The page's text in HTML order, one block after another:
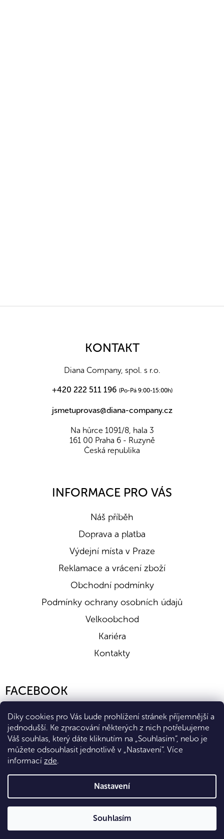
Díky cookies pro Vás bude prohlížení stránek příjemnější a
jednodušší. Ke zpracování některých z nich potřebujeme
Váš souhlas, který dáte kliknutím na „Souhlasím“, nebo je
můžete odsouhlasit jednotlivě v „Nastavení“. Více
informací zde.
Nastavení
Souhlasím
KONTAKT
Diana Company, spol. s r.o.
+420 222 511 196 (Po-Pá 9:00-15:00h)
jsmetuprovas@diana-company.cz
Na hůrce 1091/8, hala 3
161 00 Praha 6 - Ruzyně
Česká republika
INFORMACE PRO VÁS
Náš příběh
Doprava a platba
Výdejní místa v Praze
Reklamace a vrácení zboží
Obchodní podmínky
Podmínky ochrany osobních údajů
Velkoobchod
Kariéra
Kontakty
FACEBOOK
Vytvořil Shoptet Premium
Copyright 2026Eshop Diana Company, spol. s r.o.. Všechna
práva vyhrazena.